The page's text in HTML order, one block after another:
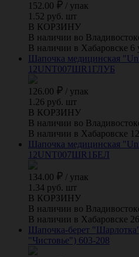
152.00 / упак
1.52 руб. шт
В КОРЗИНУ
В наличии во
В наличии в Хабаровске 6
Шапочка медицинская
12UNT007ШR1ГЛУБ
126.00 / упак
1.26 руб. шт
В КОРЗИНУ
В наличии во
В наличии в Хабаровске
Шапочка медицинская
12UNT007ШR1БЕЛ
134.00 / упак
1.34 руб. шт
В КОРЗИНУ
В наличии во
В наличии в Хабаровске
Шапочка-берет "Шарлотка"
"Чистовье") 603-208